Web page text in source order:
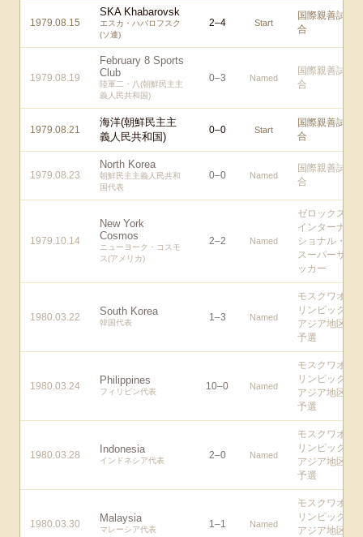
1979.08.15
SKA Khabarovsk
エスカ・ハバロフスク
(ソ連)
2–4 Start
国際親善試
合
1979.08.19
February 8 Sports
Club
陸軍二・八(朝鮮民主主
義人民共和国)
0–3 Named
国際親善試
合
1979.08.21
海洋(朝鮮民主主
義人民共和国)
0–0 Start
国際親善試
合
1979.08.23
North Korea
朝鮮民主主義人民共和
国代表
0–0 Named
国際親善試
合
1979.10.14
New York
Cosmos
ニューヨーク・コスモ
ス(アメリカ)
2–2 Named
ゼロックス
インターナ
ショナル・
スーパーサ
ッカー
1980.03.22 South Korea
韓国代表 1–3 Named
モスクワオ
リンピック
アジア地区
予選
1980.03.24 Philippines
フィリピン代表 10–0 Named
モスクワオ
リンピック
アジア地区
予選
1980.03.28 Indonesia
インドネシア代表 2–0 Named
モスクワオ
リンピック
アジア地区
予選
1980.03.30 Malaysia
マレーシア代表 1–1 Named
モスクワオ
リンピック
アジア地区